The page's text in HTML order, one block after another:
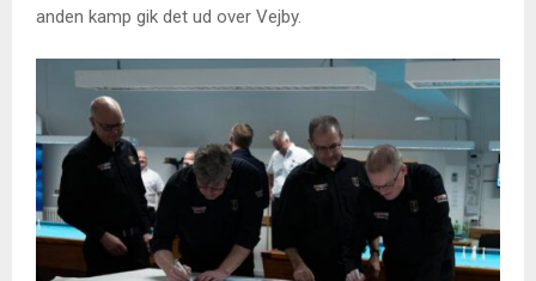
anden kamp gik det ud over Vejby.